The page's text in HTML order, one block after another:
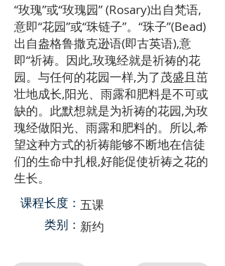
“玫瑰”或“玫瑰园” (Rosary)出自梵语,
意即“花园”或“珠链子”。“珠子”(Bead)
出自盎格鲁撒克逊语(即古英语),意
即“祈祷。因此,玫瑰经就是祈祷的花
园。与任何的花园一样,为了茂盛且茁
壮地成长,阳光、雨露和肥料是不可或
缺的。此默想就是为祈祷的花园,为玫
瑰经做阳光、雨露和肥料的。所以,希
望这种方式的祈祷能够不断地在信徒
们的生命中扎根,好能促使祈祷之花的
生长。
​课程长度： 五课
​类别： 新约